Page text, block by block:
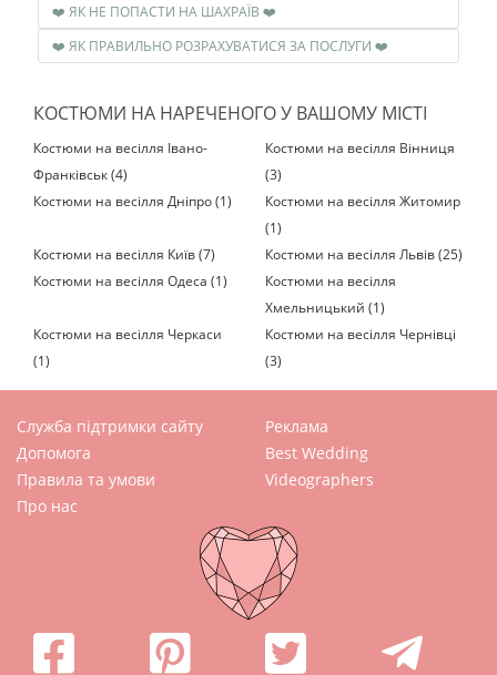
❤️ ЯК НЕ ПОПАСТИ НА ШАХРАЇВ ❤️
❤️ ЯК ПРАВИЛЬНО РОЗРАХУВАТИСЯ ЗА ПОСЛУГИ ❤️
КОСТЮМИ НА НАРЕЧЕНОГО У ВАШОМУ МІСТІ
Костюми на весілля Івано-
Франківськ (4)
Костюми на весілля Вінниця
(3)
Костюми на весілля Дніпро (1)
Костюми на весілля Житомир
(1)
Костюми на весілля Київ (7)
Костюми на весілля Львів (25)
Костюми на весілля Одеса (1)
Костюми на весілля
Хмельницький (1)
Костюми на весілля Черкаси
(1)
Костюми на весілля Чернівці
(3)
Служба підтримки сайту
Допомога
Правила та умови
Про нас
Реклама
Best Wedding
Videographers